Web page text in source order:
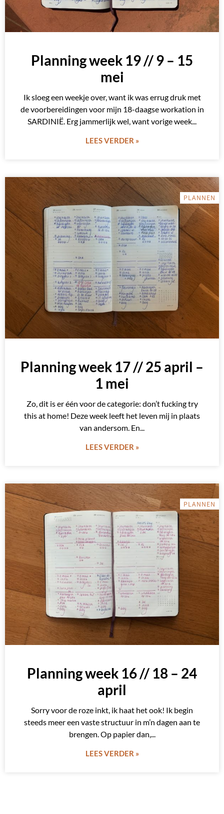
Planning week 19 // 9 – 15
mei
Ik sloeg een weekje over, want ik was errug druk met
de voorbereidingen voor mijn 18-daagse workation in
SARDINIË. Erg jammerlijk wel, want vorige week
LEES VERDER »
PLANNEN
Planning week 17 // 25 april –
1 mei
Zo, dit is er één voor de categorie: don’t fucking try
this at home! Deze week leeft het leven mij in plaats
van andersom. En
LEES VERDER »
PLANNEN
Planning week 16 // 18 – 24
april
Sorry voor de roze inkt, ik haat het ook! Ik begin
steeds meer een vaste structuur in m’n dagen aan te
brengen. Op papier dan,
LEES VERDER »